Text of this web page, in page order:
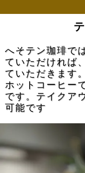
へそテン珈琲で
ていただければ
ていただきます。
ホットコーヒー
です。テイクア
可能です